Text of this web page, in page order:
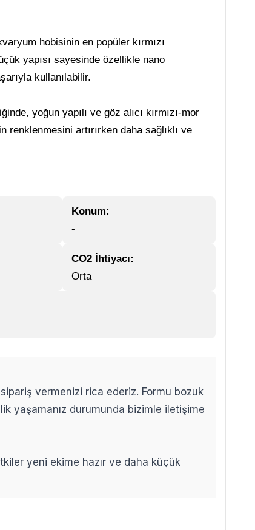
hobisinin en popüler kırmızı
yapısı sayesinde özellikle nano
kullanılabilir.
yoğun yapılı ve göz alıcı kırmızı-mor
artırırken daha sağlıklı ve
Konum:
-
CO2 İhtiyacı:
Orta
vermenizi rica ederiz. Formu bozuk
yaşamanız durumunda bizimle iletişime
yeni ekime hazır ve daha küçük